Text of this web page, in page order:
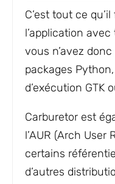
C’est tout ce
l’application
vous n’avez
packages
d’exécution GTK
Carburetor est
l’AUR (Arch User
certains
d’autres